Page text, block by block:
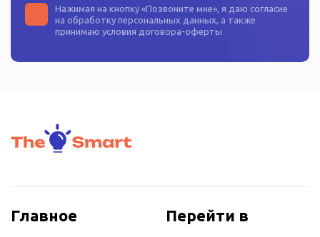
Нажимая на кнопку «Позвоните мне», я даю согласие
на обработку персональных данных, а также
принимаю условия договора-оферты
Главное Перейти в